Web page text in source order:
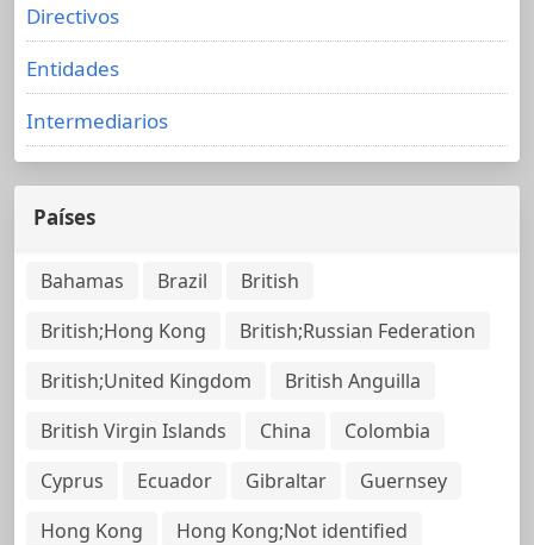
Directivos
Entidades
Intermediarios
Países
Bahamas Brazil
British
British;Hong Kong
British;Russian Federation
British;United Kingdom
British Anguilla
British Virgin Islands
China
Colombia
Cyprus
Ecuador Gibraltar
Guernsey
Hong Kong
Hong Kong;Not identified